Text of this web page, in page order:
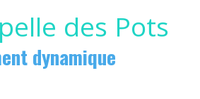
des Pots
dynamique